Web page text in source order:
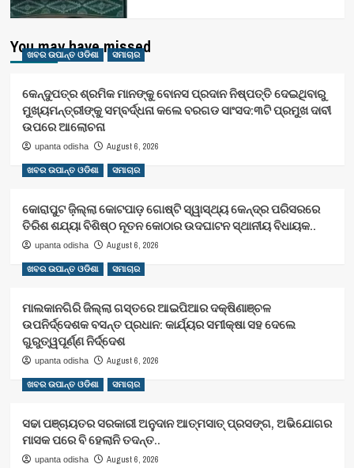
You may have missed
ଖବର ଉପାନ୍ତ ଓଡିଶା ସମାଚାର
କେନ୍ଦୁପତ୍ର ଶ୍ରମିକ ମାନଙ୍କୁ ବୋନସ ପ୍ରଦାନ ନିଷ୍ପତ୍ତି ଦେଇଥିବାରୁ
ମୁଖ୍ୟମନ୍ତ୍ରୀଙ୍କୁ ସମ୍ବର୍ଦ୍ଧନା କଲେ ବରଗଡ ସାଂସଦ:୩ଟି ପ୍ରମୁଖ ଦାବୀ
ଉପରେ ଆଲୋଚନା
upanta odisha August 6, 2026
ଖବର ଉପାନ୍ତ ଓଡିଶା ସମାଚାର
କୋରାପୁଟ ଜ଼ିଲ୍ଲା କୋଟପାଡ଼ ଗୋଷ୍ଟି ସ୍ୱାସ୍ଥ୍ୟ କେନ୍ଦ୍ର ପରିସରରେ
ତିରିଶ ଶଯ୍ୟା ବିଶିଷ୍ଠ ନୂତନ କୋଠାର ଉଦଘାଟନ ସ୍ଥାନୀୟ ବିଧାୟକ..
upanta odisha August 6, 2026
ଖବର ଉପାନ୍ତ ଓଡିଶା ସମାଚାର
ମାଲକାନଗିରି ଜିଲ୍ଲା ଗସ୍ତରେ ଆଇପିଆର ଦକ୍ଷିଣାଞ୍ଚଳ
ଉପନିର୍ଦ୍ଦେଶକ ବସନ୍ତ ପ୍ରଧାନ: କାର୍ଯ୍ୟର ସମୀକ୍ଷା ସହ ଦେଲେ
ଗୁରୁତ୍ୱପୂର୍ଣ୍ଣ ନିର୍ଦ୍ଦେଶ
upanta odisha August 6, 2026
ଖବର ଉପାନ୍ତ ଓଡିଶା ସମାଚାର
ସଢା ପଞ୍ଚାୟତର ସରକାରୀ ଅନୁଦାନ ଆତ୍ମସାତ୍ ପ୍ରସଙ୍ଗ, ଅଭିଯୋଗର
ମାସକ ପରେ ବି ହେଲାନି ତଦନ୍ତ..
upanta odisha August 6, 2026